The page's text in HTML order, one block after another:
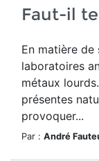
Faut-il
En matière
laboratoires
métaux
présentes
provoquer...
Par : André